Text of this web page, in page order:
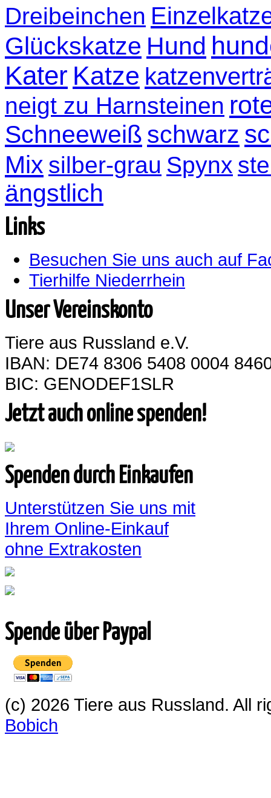
Dreibeinchen
Glückskatze Hund
Kater Katze
neigt zu Harnsteinen
Schneeweiß schwarz
Mix silber-grau Spynx
ängstlich
Links
Besuchen Sie uns auch auf
Tierhilfe Niederrhein
Unser Vereinskonto
Tiere aus Russland e.V.
IBAN: DE74 8306 5408 0004
BIC: GENODEF1SLR
Jetzt auch online spenden!
Spenden durch Einkaufen
Unterstützen Sie uns mit
Ihrem Online-Einkauf
ohne Extrakosten
Spende über Paypal
(c) 2026 Tiere aus Russland. All
Bobich